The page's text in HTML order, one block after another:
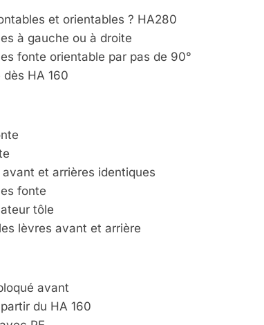
et orientables ? HA280
à gauche ou à droite
fonte orientable par pas de 90°
dès HA 160
avant et arrières identiques
fonte
tôle
lèvres avant et arrière
avant
du HA 160